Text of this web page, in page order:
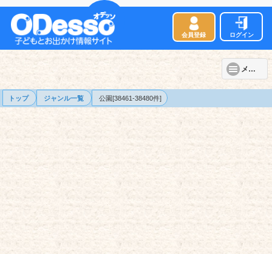
会員登録 ログイン
メニュー
トップ ジャンル一覧 公園[38461-38480件]